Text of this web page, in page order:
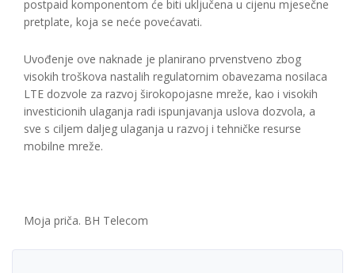
postpaid komponentom će biti uključena u cijenu mjesečne
pretplate, koja se neće povećavati.
Uvođenje ove naknade je planirano prvenstveno zbog
visokih troškova nastalih regulatornim obavezama nosilaca
LTE dozvole za razvoj širokopojasne mreže, kao i visokih
investicionih ulaganja radi ispunjavanja uslova dozvola, a
sve s ciljem daljeg ulaganja u razvoj i tehničke resurse
mobilne mreže.
Moja priča. BH Telecom